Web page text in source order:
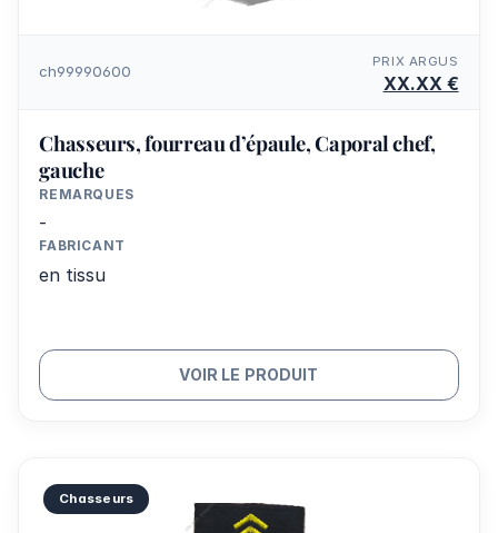
ch99990600
PRIX ARGUS
XX.XX €
Chasseurs, fourreau d’épaule, Caporal chef,
gauche
REMARQUES
-
FABRICANT
en tissu
VOIR LE PRODUIT
Chasseurs